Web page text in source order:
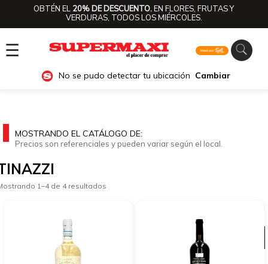
OBTÉN EL 20% DE DESCUENTO.EN FLORES, FRUTAS Y
VERDURAS, TODOS LOS MIÉRCOLES.
☰
No se pudo detectar tu ubicación Cambiar
Ver categorías
MOSTRANDO EL CATÁLOGO DE:
Precios son referenciales y pueden variar según el local.
1–4 de 4 resultados